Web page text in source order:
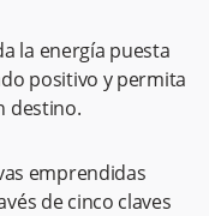
la energía puesta
positivo y permita
destino.
emprendidas
de cinco claves